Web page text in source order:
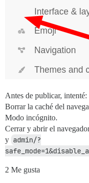
Antes de publicar, intenté:
Borrar la caché del
Modo incógnito.
Cerrar y abrir el
y admin/?
2 Me gusta